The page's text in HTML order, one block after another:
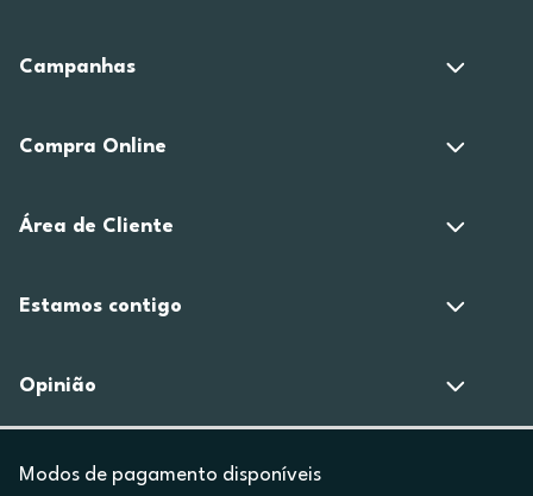
Campanhas
Compra Online
Área de Cliente
Estamos contigo
Opinião
Modos de pagamento disponíveis